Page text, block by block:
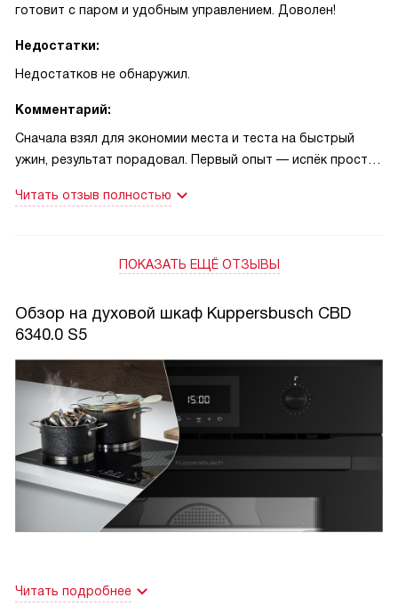
готовит с паром и удобным управлением. Доволен!
Недостатки:
Недостатков не обнаружил.
Комментарий:
Сначала взял для экономии места и теста на быстрый
ужин, результат порадовал. Первый опыт — испёк простой
рыбу на пару для жены — вкус и сочность остались, все
Читать отзыв полностью
ПОКАЗАТЬ ЕЩЁ ОТЗЫВЫ
Обзор на духовой шкаф Kuppersbusch CBD
6340.0 S5
Читать подробнее